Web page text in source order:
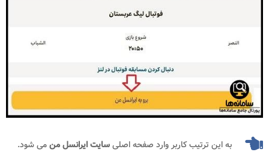
به این ترتیب کاربر وارد صفحه اصلیسایت ایرانسل منمی شود.